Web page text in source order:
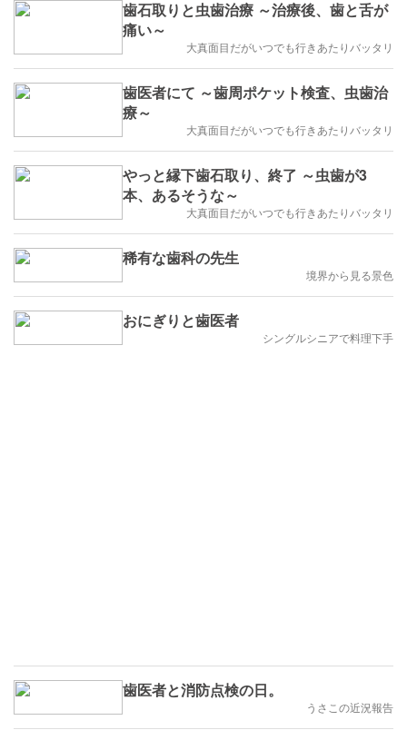
歯石取りと虫歯治療 ～治療後、歯と舌が
痛い～
大真面目だがいつでも行きあたりバッタリ
歯医者にて ～歯周ポケット検査、虫歯治
療～
大真面目だがいつでも行きあたりバッタリ
やっと縁下歯石取り、終了 ～虫歯が3
本、あるそうな～
大真面目だがいつでも行きあたりバッタリ
稀有な歯科の先生
境界から見る景色
おにぎりと歯医者
シングルシニアで料理下手
歯医者と消防点検の日。
うさこの近況報告